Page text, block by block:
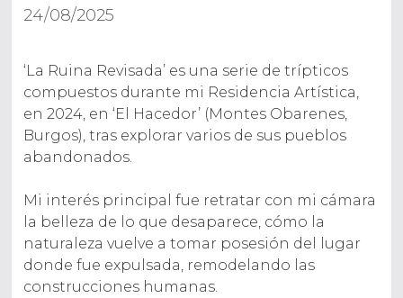
24/08/2025
‘La Ruina Revisada’ es una serie de trípticos
compuestos durante mi Residencia Artística,
en 2024, en ‘El Hacedor’ (Montes Obarenes,
Burgos), tras explorar varios de sus pueblos
abandonados.
Mi interés principal fue retratar con mi cámara
la belleza de lo que desaparece, cómo la
naturaleza vuelve a tomar posesión del lugar
donde fue expulsada, remodelando las
construcciones humanas.